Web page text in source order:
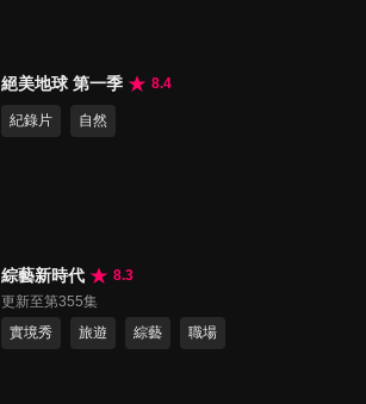
絕美地球 第一季 8.4
紀錄片 自然
綜藝新時代
8.3
更新至第355集
實境秀
旅遊 綜藝 職場